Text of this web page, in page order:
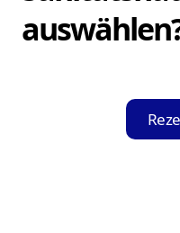
relevanten
Ihnen die
mit